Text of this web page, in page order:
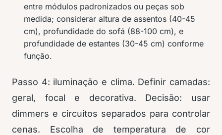
entre módulos padronizados ou peças sob
medida; considerar altura de assentos (40-45
cm), profundidade do sofá (88-100 cm), e
profundidade de estantes (30-45 cm) conforme
função.
Passo 4: iluminação e clima. Definir camadas:
geral, focal e decorativa. Decisão: usar
dimmers e circuitos separados para controlar
cenas. Escolha de temperatura de cor